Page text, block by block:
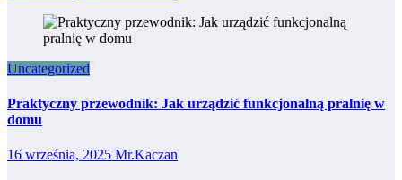
Uncategorized
Praktyczny przewodnik: Jak urządzić funkcjonalną pralnię w
domu
16 września, 2025 Mr.Kaczan